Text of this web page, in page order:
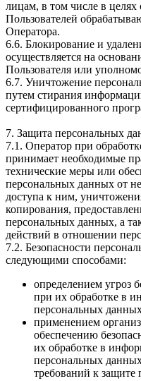
лицам, в том числе в
Пользователей
Оператора.
6.6. Блокирование и
осуществляется на
Пользователя или
6.7. Уничтожение
путем стирания
сертифицированного
7. Защита персональных
7.1. Оператор при
принимает необходимые
технические меры или
персональных данных от
доступа к ним,
копирования,
персональных данных, а
действий в отношении
7.2. Безопасности
следующими способами:
определением угроз
при их обработке в
персональных
применением
обеспечению
их обработке в
персональных
требований к